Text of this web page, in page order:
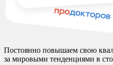
Постоянно повышаем свою
за мировыми тенденциями в